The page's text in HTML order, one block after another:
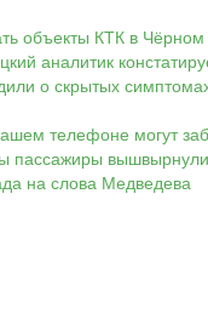
объекты КТК в
аналитик
о скрытых
телефоне могут
пассажиры
на слова Медведева